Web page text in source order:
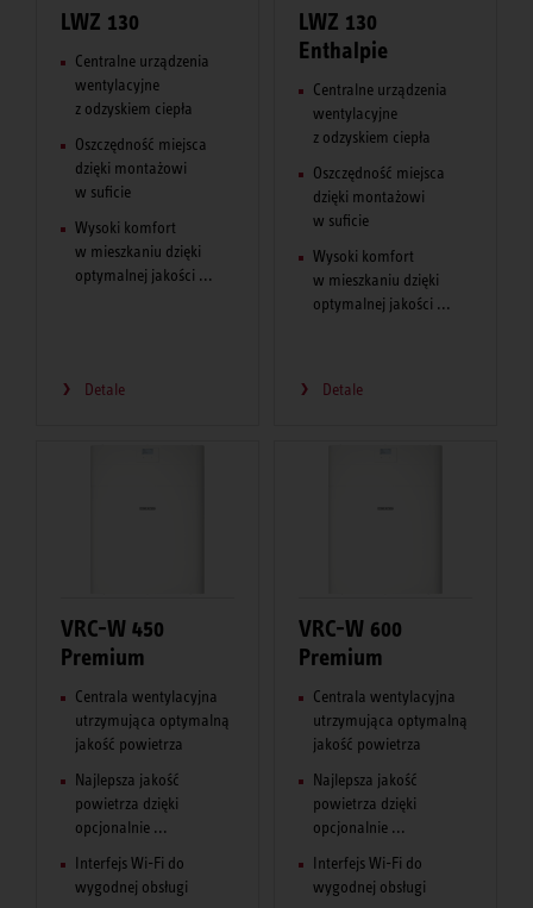
LWZ 130
Centralne urządzenia
wentylacyjne
z odzyskiem ciepła
Oszczędność miejsca
dzięki montażowi
w suficie
Wysoki komfort
w mieszkaniu dzięki
optymalnej jakości ...
Detale
LWZ 130
Enthalpie
Centralne urządzenia
wentylacyjne
z odzyskiem ciepła
Oszczędność miejsca
dzięki montażowi
w suficie
Wysoki komfort
w mieszkaniu dzięki
optymalnej jakości ...
Detale
VRC-W 450
Premium
Centrala wentylacyjna
utrzymująca optymalną
jakość powietrza
Najlepsza jakość
powietrza dzięki
opcjonalnie ...
Interfejs Wi-Fi do
wygodnej obsługi
VRC-W 600
Premium
Centrala wentylacyjna
utrzymująca optymalną
jakość powietrza
Najlepsza jakość
powietrza dzięki
opcjonalnie ...
Interfejs Wi-Fi do
wygodnej obsługi